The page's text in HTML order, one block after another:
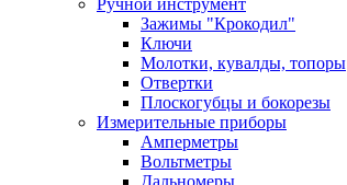
Зажимы "Крокодил"
Ключи
Молотки, кувалды, топоры
Отвертки
Плоскогубцы и бокорезы
Измерительные приборы
Амперметры
Вольтметры
Дальномеры